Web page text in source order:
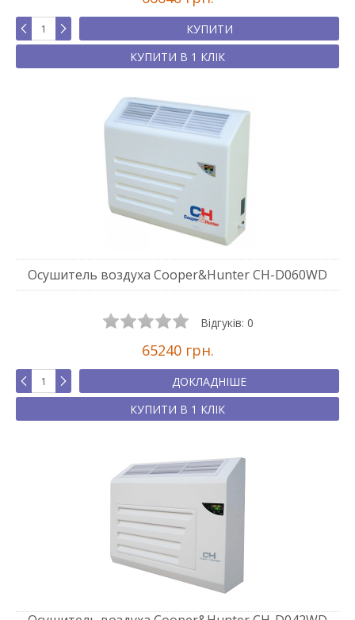
КУПИТИ
КУПИТИ В 1 КЛІК
Осушитель воздуха Cooper&Hunter CH-D060WD
Відгуків: 0
65240 грн.
ДОКЛАДНІШЕ
КУПИТИ В 1 КЛІК